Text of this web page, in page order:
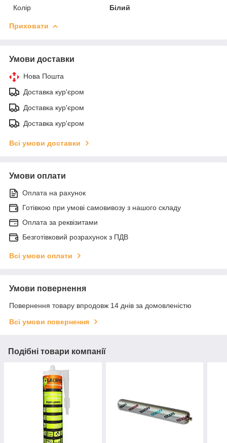
Колір
Білий
Приховати
Умови доставки
Нова Пошта
Доставка кур'єром
Доставка кур'єром
Доставка кур'єром
Всі умови доставки
Умови оплати
Оплата на рахунок
Готівкою при умові самовивозу з нашого складу
Оплата за реквізитами
Безготівковий розрахунок з ПДВ
Всі умови оплати
Умови повернення
Повернення товару впродовж 14 днів за домовленістю
Всі умови повернення
Подібні товари компанії